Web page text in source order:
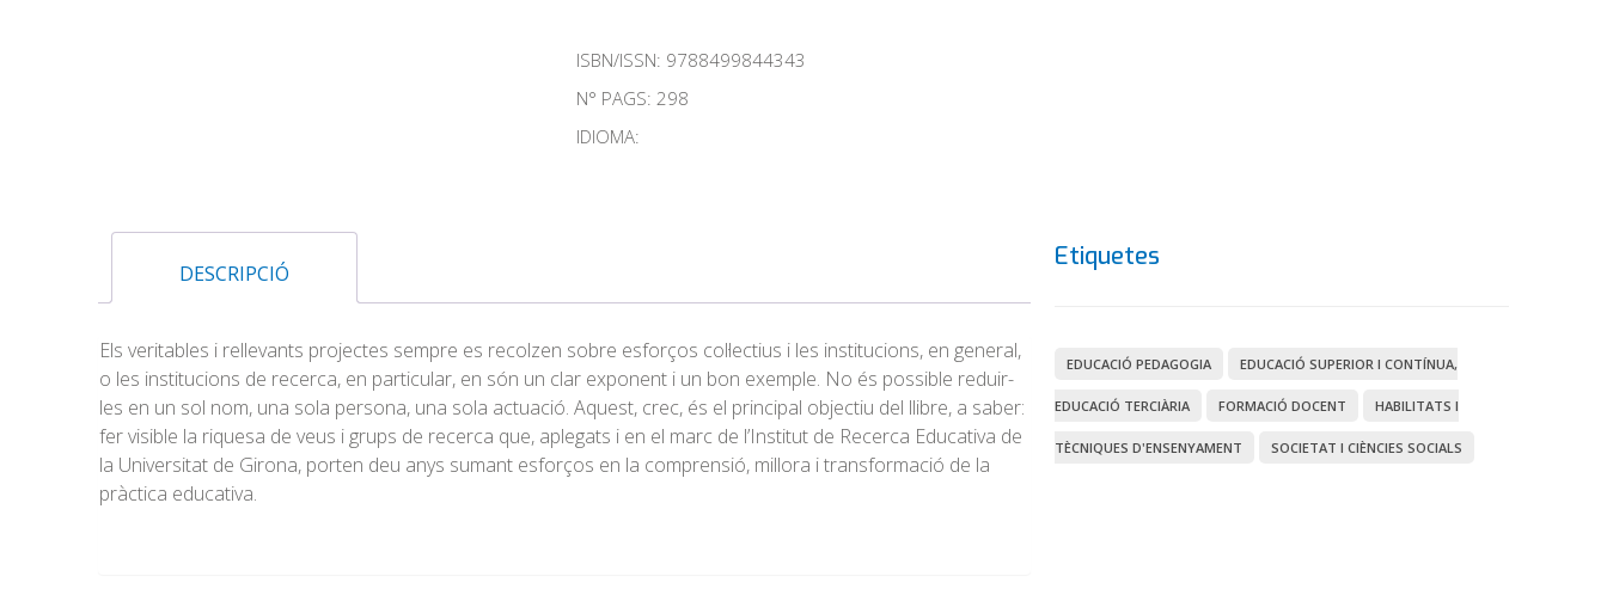
ISBN/ISSN: 9788499844343
N° PAGS: 298
IDIOMA:
DESCRIPCIÓ
Els veritables i rellevants projectes sempre es recolzen sobre esforços col·lectius i les institucions, en general,
o les institucions de recerca, en particular, en són un clar exponent i un bon exemple. No és possible reduir-
les en un sol nom, una sola persona, una sola actuació. Aquest, crec, és el principal objectiu del llibre, a saber:
fer visible la riquesa de veus i grups de recerca que, aplegats i en el marc de l’Institut de Recerca Educativa de
la Universitat de Girona, porten deu anys sumant esforços en la comprensió, millora i transformació de la
pràctica educativa.
Etiquetes
EDUCACIÓ PEDAGOGIA EDUCACIÓ SUPERIOR I CONTÍNUA,
EDUCACIÓ TERCIÀRIA FORMACIÓ DOCENT HABILITATS I
TÈCNIQUES D'ENSENYAMENT SOCIETAT I CIÈNCIES SOCIALS